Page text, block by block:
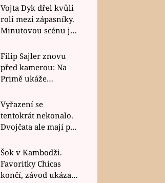
Vojta Dyk dřel kvůli
roli mezi zápasníky.
Minutovou scénu jel
Filip Sajler znovu
před kamerou: Na
Primě ukáže
rychlé recepty
Vyřazení se
tentokrát nekonalo.
Dvojčata ale mají po
závodu nůž na krku
Šok v Kambodži.
Favoritky Chicas
končí, závod ukázal